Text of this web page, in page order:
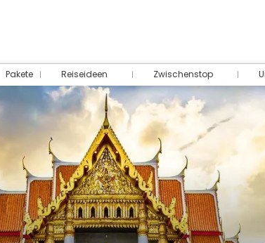
Pakete Reiseideen Zwischenstop